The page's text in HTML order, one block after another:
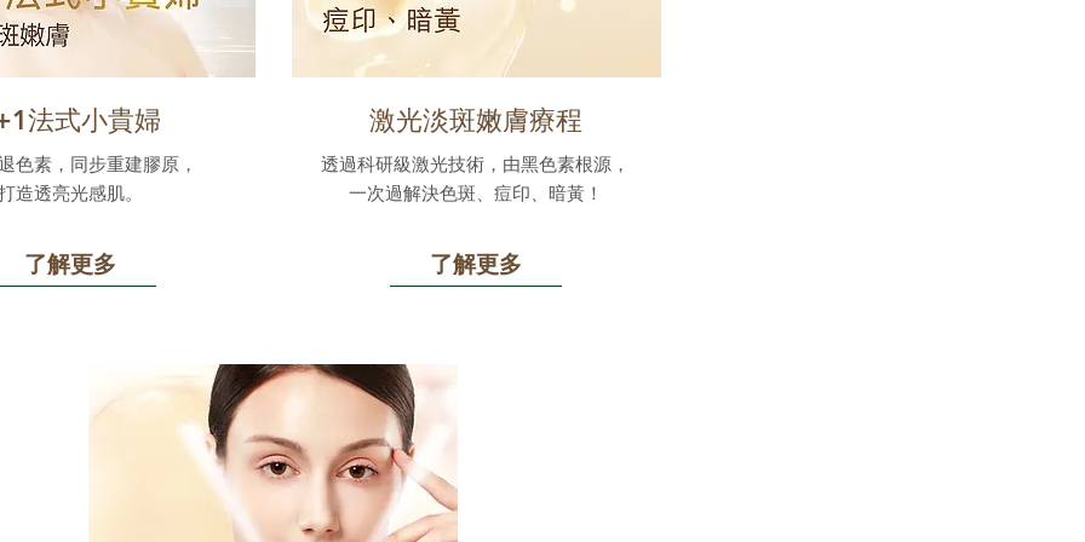
法式小貴婦
色素，同步重建膠原，
造透亮光感肌。
了解更多
激光淡斑嫩膚療程
透過科研級激光技術，由黑色素根源，
一次過解決色斑、痘印、暗黃！
了解更多